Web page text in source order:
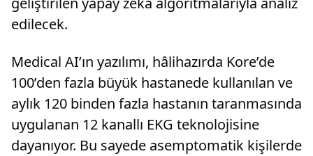
edilecek.
Medical AI’ın yazılımı, hâlihazırda Kore’de
100’den fazla büyük hastanede kullanılan ve
aylık 120 binden fazla hastanın taranmasında
uygulanan 12 kanallı EKG teknolojisine
dayanıyor. Bu sayede asemptomatik kişilerde